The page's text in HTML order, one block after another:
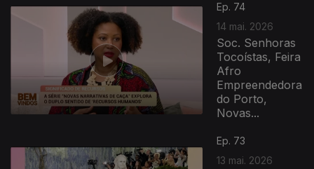
Ep. 74
14 mai. 2026
Soc. Senhoras
Tocoístas, Feira
Afro
Empreendedora
do Porto,
Novas...
Ep. 73
13 mai. 2026